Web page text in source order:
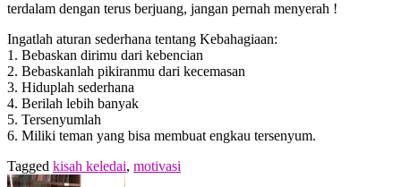
terdalam dengan terus berjuang, jangan pernah menyerah !
Ingatlah aturan sederhana tentang Kebahagiaan:
1. Bebaskan dirimu dari kebencian
2. Bebaskanlah pikiranmu dari kecemasan
3. Hiduplah sederhana
4. Berilah lebih banyak
5. Tersenyumlah
6. Miliki teman yang bisa membuat engkau tersenyum.
Tagged kisah keledai, motivasi